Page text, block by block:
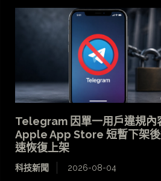
Telegram 因單一用戶違規內
Apple App Store 短暫下架
速恢復上架
科技新聞 2026-08-04